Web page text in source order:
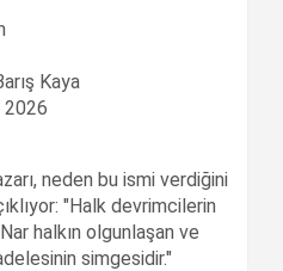
Kaya
2026
neden bu ismi verdiğini
"Halk devrimcilerin
halkın olgunlaşan ve
simgesidir."